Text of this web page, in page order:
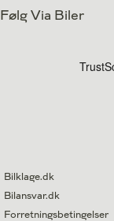
Følg Via Biler
Bilklage.dk
Bilansvar.dk
Forretningsbetingelser